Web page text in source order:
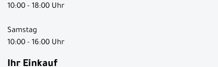
10:00 - 18:00 Uhr
Samstag
10:00 - 16:00 Uhr
Ihr Einkauf